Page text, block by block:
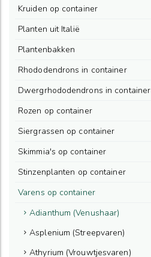
Kruiden op container
Planten uit Italië
Plantenbakken
Rhododendrons in container
Dwergrhododendrons in container
Rozen op container
Siergrassen op container
Skimmia's op container
Stinzenplanten op container
Varens op container
Adianthum (Venushaar)
Asplenium (Streepvaren)
Athyrium (Vrouwtjesvaren)